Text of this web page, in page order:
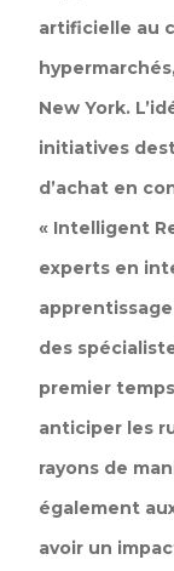
artificielle au
New York.
initiatives
d’achat en
« Intelligent
experts en
des
premier
anticiper les
rayons de
également
avoir un